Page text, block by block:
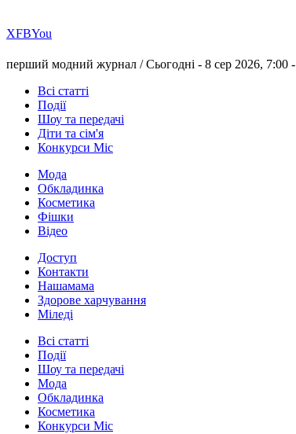
ХFBYou
перший модний журнал /Сьогодні - 8 сер 2026, 7:00 -
Всі статті
Події
Шоу та передачі
Діти та сім'я
Конкурси Міс
Мода
Обкладинка
Косметика
Фішки
Відео
Доступ
Контакти
Нашамама
Здорове харчування
Міледі
Всі статті
Події
Шоу та передачі
Мода
Обкладинка
Косметика
Конкурси Міс